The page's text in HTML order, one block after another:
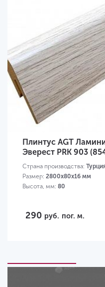
Плинтус AGT
Эверест PRK 903
Страна производства:
Размер: 2800х80х16 мм
Высота, мм: 80
290 руб. пог. м.